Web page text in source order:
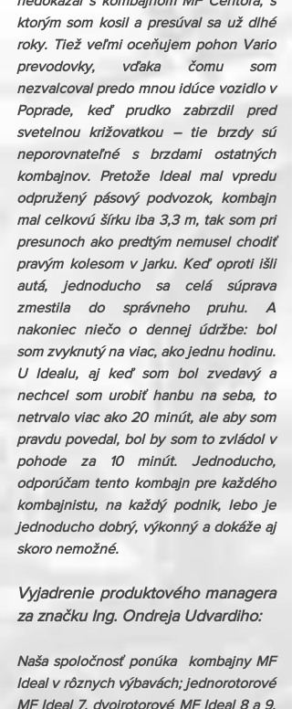
ktorým som kosil a presúval sa už dlhé
roky. Tiež veľmi oceňujem pohon Vario
prevodovky, vďaka čomu som
nezvalcoval predo mnou idúce vozidlo v
Poprade, keď prudko zabrzdil pred
svetelnou križovatkou – tie brzdy sú
neporovnateľné s brzdami ostatných
kombajnov. Pretože Ideal mal vpredu
odpružený pásový podvozok, kombajn
mal celkovú šírku iba 3,3 m, tak som pri
presunoch ako predtým nemusel chodiť
pravým kolesom v jarku. Keď oproti išli
autá, jednoducho sa celá súprava
zmestila do správneho pruhu. A
nakoniec niečo o dennej údržbe: bol
som zvyknutý na viac, ako jednu hodinu.
U Idealu, aj keď som bol zvedavý a
nechcel som urobiť hanbu na seba, to
netrvalo viac ako 20 minút, ale aby som
pravdu povedal, bol by som to zvládol v
pohode za 10 minút. Jednoducho,
odporúčam tento kombajn pre každého
kombajnistu, na každý podnik, lebo je
jednoducho dobrý, výkonný a dokáže aj
skoro nemožné.
Vyjadrenie produktového managera
za značku Ing. Ondreja Udvardiho:
Naša spoločnosť ponúka  kombajny MF
Ideal v rôznych výbavách; jednorotorové
MF Ideal 7, dvojrotorové MF Ideal 8 a 9,